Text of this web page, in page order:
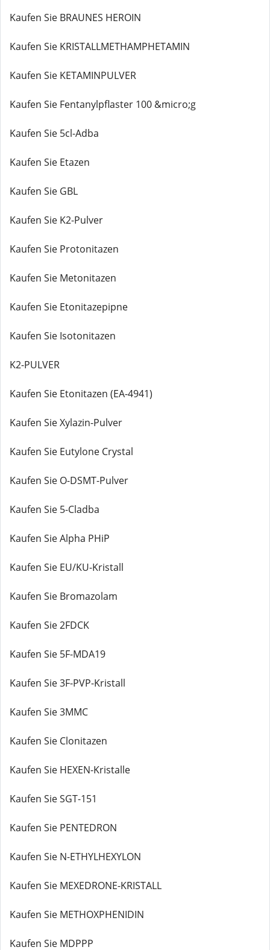
Kaufen Sie BRAUNES HEROIN
Kaufen Sie KRISTALLMETHAMPHETAMIN
Kaufen Sie KETAMINPULVER
Kaufen Sie Fentanylpflaster 100 &micro;g
Kaufen Sie 5cl-Adba
Kaufen Sie Etazen
Kaufen Sie GBL
Kaufen Sie K2-Pulver
Kaufen Sie Protonitazen
Kaufen Sie Metonitazen
Kaufen Sie Etonitazepipne
Kaufen Sie Isotonitazen
K2-PULVER
Kaufen Sie Etonitazen (EA-4941)
Kaufen Sie Xylazin-Pulver
Kaufen Sie Eutylone Crystal
Kaufen Sie O-DSMT-Pulver
Kaufen Sie 5-Cladba
Kaufen Sie Alpha PHiP
Kaufen Sie EU/KU-Kristall
Kaufen Sie Bromazolam
Kaufen Sie 2FDCK
Kaufen Sie 5F-MDA19
Kaufen Sie 3F-PVP-Kristall
Kaufen Sie 3MMC
Kaufen Sie Clonitazen
Kaufen Sie HEXEN-Kristalle
Kaufen Sie SGT-151
Kaufen Sie PENTEDRON
Kaufen Sie N-ETHYLHEXYLON
Kaufen Sie MEXEDRONE-KRISTALL
Kaufen Sie METHOXPHENIDIN
Kaufen Sie MDPPP